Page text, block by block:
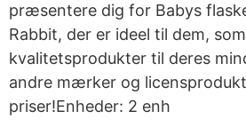
præsentere dig for Babys
Rabbit, der er ideel til dem,
kvalitetsprodukter til deres
andre mærker og
priser!Enheder: 2 enh